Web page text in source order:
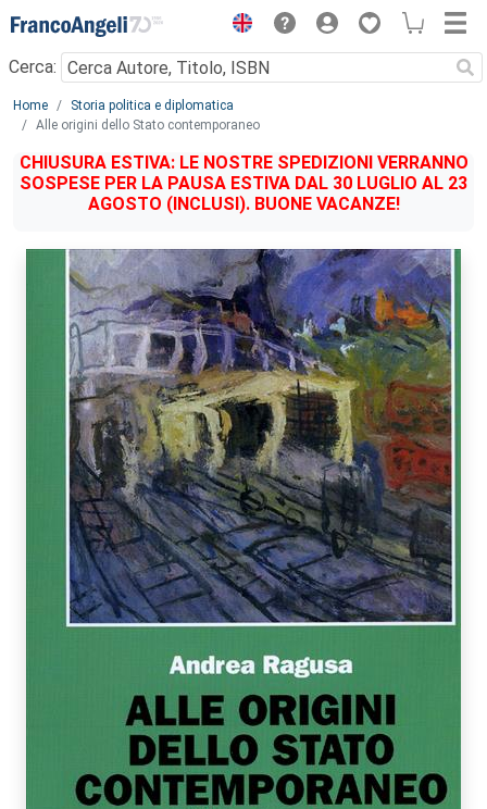
Menu
Cerca:
Main content
Home
Storia politica e diplomatica
Alle origini dello Stato contemporaneo
CHIUSURA ESTIVA: LE NOSTRE SPEDIZIONI VERRANNO
SOSPESE PER LA PAUSA ESTIVA DAL 30 LUGLIO AL 23
AGOSTO (INCLUSI). BUONE VACANZE!